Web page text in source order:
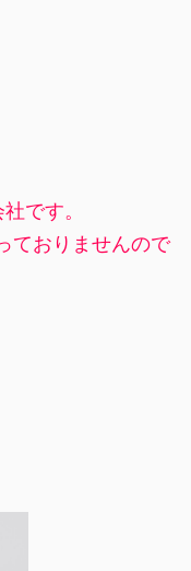
です。
ておりませんので